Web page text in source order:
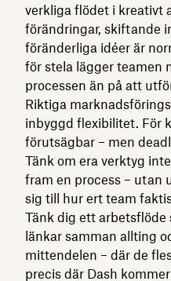
verkliga flödet i kreativt
förändringar, skiftande
föränderliga idéer är
för stela lägger teamen
processen än på att
Riktiga
inbyggd flexibilitet. För
förutsägbar – men
Tänk om era verktyg
fram en process – utan
sig till hur ert team
Tänk dig ett arbetsflöde
länkar samman allting
mittendelen – där de
precis där Dash